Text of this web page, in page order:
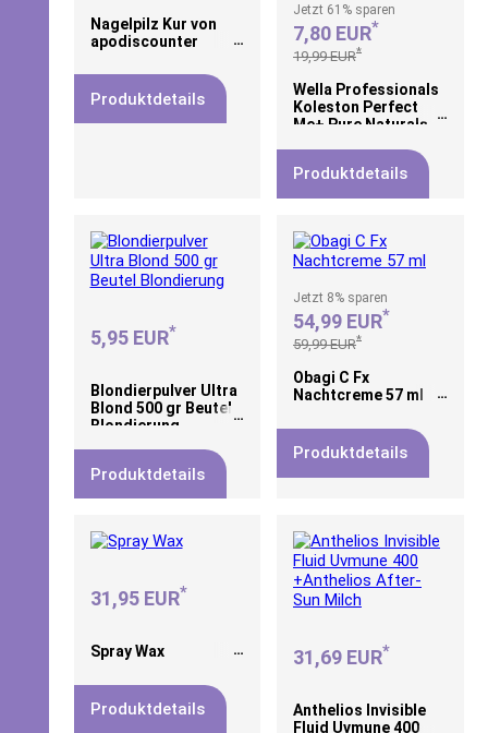
Nagelpilz Kur von
apodiscounter
Produktdetails
Jetzt 61% sparen
7,80 EUR*
19,99 EUR*
Wella Professionals
Koleston Perfect
Me+ Pure Naturals
Produktdetails
5,95 EUR*
Blondierpulver Ultra
Blond 500 gr Beutel
Blondierung
Produktdetails
Jetzt 8% sparen
54,99 EUR*
59,99 EUR*
Obagi C Fx
Nachtcreme 57 ml
Produktdetails
31,95 EUR*
Spray Wax
Produktdetails
31,69 EUR*
Anthelios Invisible
Fluid Uvmune 400